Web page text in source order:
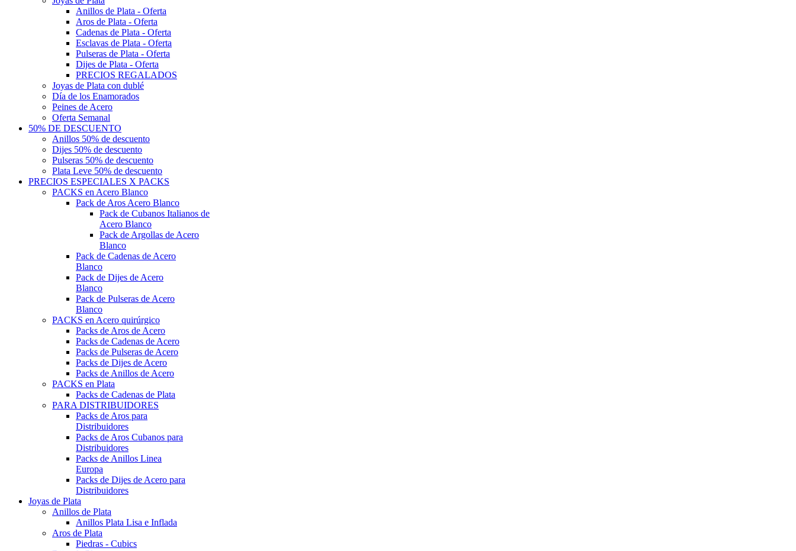
Anillos de Plata - Oferta
Aros de Plata - Oferta
Cadenas de Plata - Oferta
Esclavas de Plata - Oferta
Pulseras de Plata - Oferta
Dijes de Plata - Oferta
PRECIOS REGALADOS
Joyas de Plata con dublé
Día de los Enamorados
Peines de Acero
Oferta Semanal
50% DE DESCUENTO
Anillos 50% de descuento
Dijes 50% de descuento
Pulseras 50% de descuento
Plata Leve 50% de descuento
PRECIOS ESPECIALES X PACKS
PACKS en Acero Blanco
Pack de Aros Acero Blanco
Pack de Cubanos Italianos de
Acero Blanco
Pack de Argollas de Acero
Blanco
Pack de Cadenas de Acero
Blanco
Pack de Dijes de Acero
Blanco
Pack de Pulseras de Acero
Blanco
PACKS en Acero quirúrgico
Packs de Aros de Acero
Packs de Cadenas de Acero
Packs de Pulseras de Acero
Packs de Dijes de Acero
Packs de Anillos de Acero
PACKS en Plata
Packs de Cadenas de Plata
PARA DISTRIBUIDORES
Packs de Aros para
Distribuidores
Packs de Aros Cubanos para
Distribuidores
Packs de Anillos Linea
Europa
Packs de Dijes de Acero para
Distribuidores
Joyas de Plata
Anillos de Plata
Anillos Plata Lisa e Inflada
Aros de Plata
Piedras - Cubics